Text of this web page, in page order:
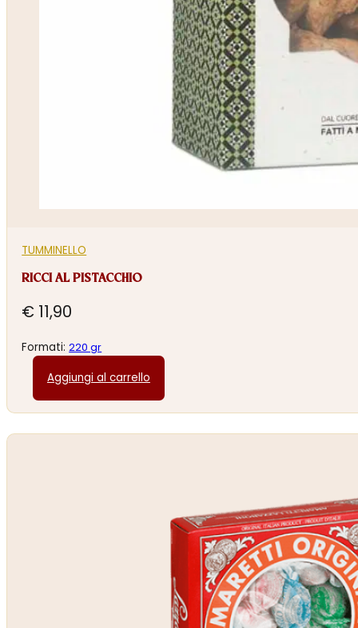
TUMMINELLO
RICCI AL PISTACCHIO
€ 11,90
Formati:220 gr
Aggiungi al carrello